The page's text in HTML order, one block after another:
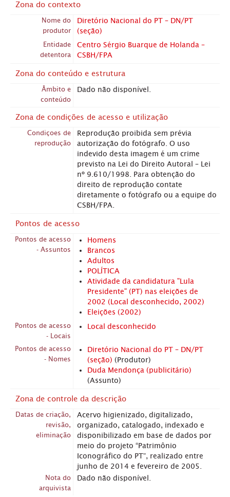
Zona do contexto
Nome do
produtor
Diretório Nacional do PT – DN/PT
(seção)
Entidade
detentora
Centro Sérgio Buarque de Holanda –
CSBH/FPA
Zona do conteúdo e estrutura
Âmbito e
conteúdo
Dado não disponível.
Zona de condições de acesso e utilização
Condiçoes de
reprodução
Reprodução proibida sem prévia
autorização do fotógrafo. O uso
indevido desta imagem é um crime
previsto na Lei do Direito Autoral – Lei
nº 9.610/1998. Para obtenção do
direito de reprodução contate
diretamente o fotógrafo ou a equipe do
CSBH/FPA.
Pontos de acesso
Pontos de acesso
- Assuntos
Homens
Brancos
Adultos
POLÍTICA
Atividade da candidatura "Lula
Presidente" (PT) nas eleições de
2002 (Local desconhecido, 2002)
Eleições (2002)
Pontos de acesso
- Locais
Local desconhecido
Pontos de acesso
- Nomes
Diretório Nacional do PT – DN/PT
(seção) (Produtor)
Duda Mendonça (publicitário)
(Assunto)
Zona de controle da descrição
Datas de criação,
revisão,
eliminação
Acervo higienizado, digitalizado,
organizado, catalogado, indexado e
disponibilizado em base de dados por
meio do projeto “Patrimônio
Iconográfico do PT”, realizado entre
junho de 2014 e fevereiro de 2005.
Nota do
arquivista
Dado não disponível.